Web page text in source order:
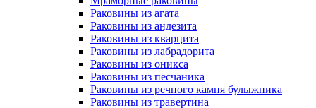
Раковины из агата
Раковины из андезита
Раковины из кварцита
Раковины из лабрадорита
Раковины из оникса
Раковины из песчаника
Раковины из речного камня булыжника
Раковины из травертина